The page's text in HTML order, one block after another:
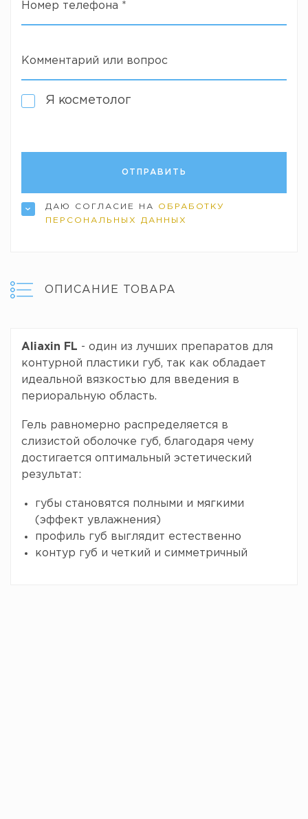
Номер телефона *
Комментарий или вопрос
Я косметолог
ДАЮ СОГЛАСИЕ НА ОБРАБОТКУ
ПЕРСОНАЛЬНЫХ ДАННЫХ
ОПИСАНИЕ ТОВАРА
Aliaxin FL - один из лучших препаратов для
контурной пластики губ, так как обладает
идеальной вязкостью для введения в
периоральную область.
Гель равномерно распределяется в
слизистой оболочке губ, благодаря чему
достигается оптимальный эстетический
результат:
губы становятся полными и мягкими
(эффект увлажнения)
профиль губ выглядит естественно
контур губ и четкий и симметричный